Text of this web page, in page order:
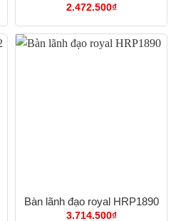
2.472.500₫
Bàn lãnh đạo royal HRP1890
3.714.500₫